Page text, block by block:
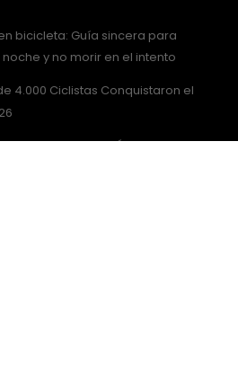
bicicleta: Guía sincera para
y no morir en el intento
4.000 Ciclistas Conquistaron el
llegamos juntos! Únete al grupo de